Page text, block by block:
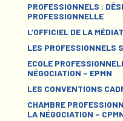
PROFESSIONNELS :
PROFESSIONNELLE
L’OFFICIEL DE LA
LES PROFESSIONNELS
ECOLE
NÉGOCIATION – EPMN
LES CONVENTIONS
CHAMBRE
LA NÉGOCIATION –